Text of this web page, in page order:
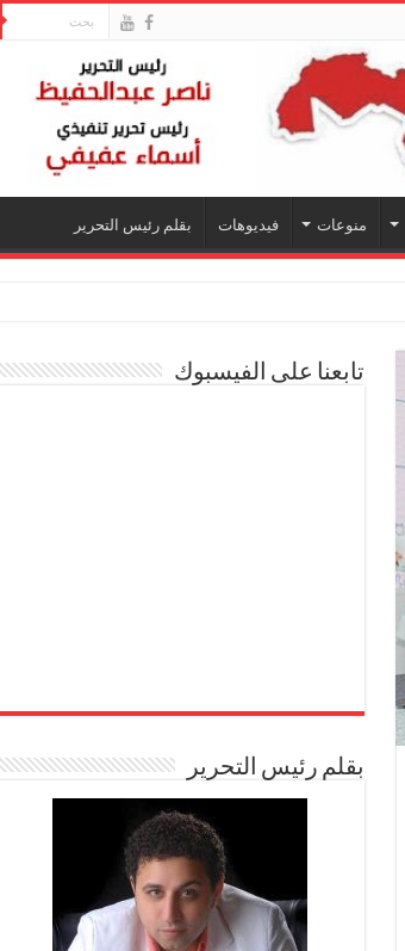
منوعات فيديوهات بقلم رئيس التحرير
تابعنا على الفيسبوك
بقلم رئيس التحرير